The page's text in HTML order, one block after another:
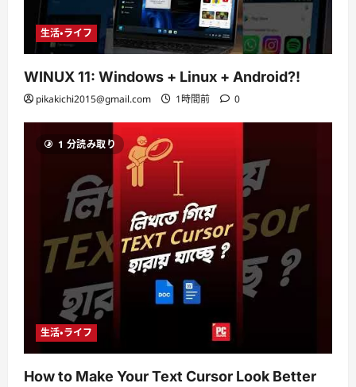
生活・ライフ
WINUX 11: Windows + Linux + Android?!
pikakichi2015@gmail.com 1時間前 0
1 分読み取り
生活・ライフ
How to Make Your Text Cursor Look Better